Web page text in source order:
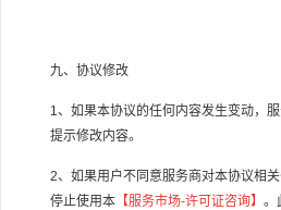
九、协议修改
1、如果本协议的任何内容发生变动，
提示修改内容。
2、如果用户不同意服务商对本协议相
停止使用本 【服务市场-许可证咨询】 。